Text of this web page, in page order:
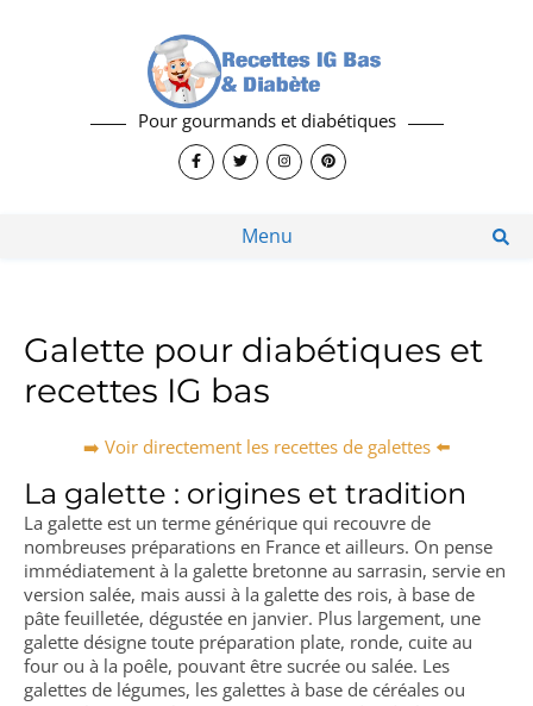
Pour gourmands et diabétiques
Menu
Galette pour diabétiques et
recettes IG bas
➡️ Voir directement les recettes de galettes ⬅️
La galette : origines et tradition
La galette est un terme générique qui recouvre de
nombreuses préparations en France et ailleurs. On pense
immédiatement à la galette bretonne au sarrasin, servie en
version salée, mais aussi à la galette des rois, à base de
pâte feuilletée, dégustée en janvier. Plus largement, une
galette désigne toute préparation plate, ronde, cuite au
four ou à la poêle, pouvant être sucrée ou salée. Les
galettes de légumes, les galettes à base de céréales ou